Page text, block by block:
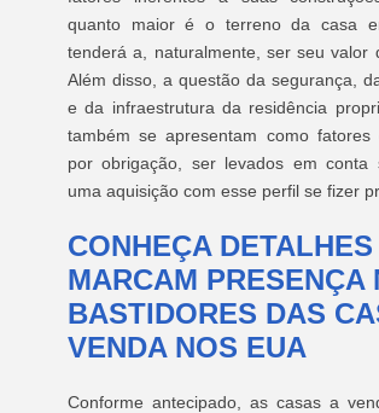
quanto maior é o terreno da casa
tenderá a, naturalmente, ser seu valor
Além disso, a questão da segurança,
e da infraestrutura da residência
também se apresentam como fatores
por obrigação, ser levados em conta
uma aquisição com esse perfil se fizer
CONHEÇA
MARCAM PRESENÇA
BASTIDORES DAS
VENDA NOS EUA
Conforme antecipado, as casas a